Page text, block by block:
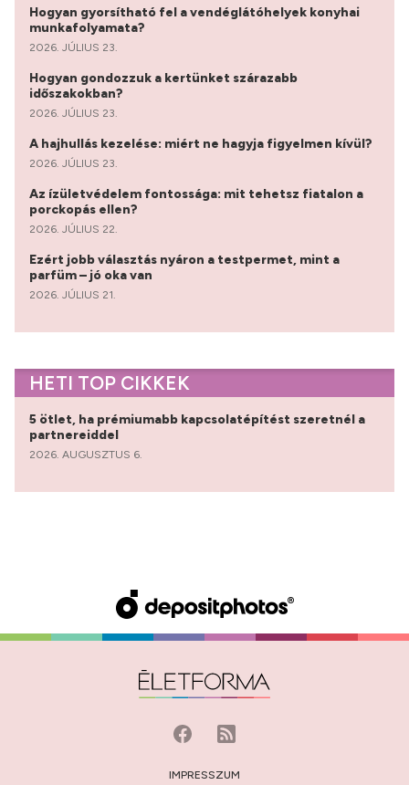
Hogyan gyorsítható fel a vendéglátóhelyek konyhai
munkafolyamata?
2026. JÚLIUS 23.
Hogyan gondozzuk a kertünket szárazabb
időszakokban?
2026. JÚLIUS 23.
A hajhullás kezelése: miért ne hagyja figyelmen kívül?
2026. JÚLIUS 23.
Az ízületvédelem fontossága: mit tehetsz fiatalon a
porckopás ellen?
2026. JÚLIUS 22.
Ezért jobb választás nyáron a testpermet, mint a
parfüm – jó oka van
2026. JÚLIUS 21.
HETI TOP CIKKEK
5 ötlet, ha prémiumabb kapcsolatépítést szeretnél a
partnereiddel
2026. AUGUSZTUS 6.
IMPRESSZUM